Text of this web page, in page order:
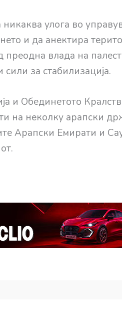
улога во
и да анектира
преодна влада на
за стабилизација.
и Обединетото
на неколку арапски
Арапски Емирати и